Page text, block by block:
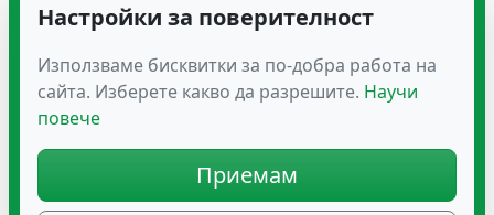
Магнитните наколенки „Здраве“ са отличен
избор, ако страдате от
◦ Остеопороза
◦ Честа умора в мускулите и спазми
◦ Счупвания или навяхвания
◦ Отоци и възпаления
Настройки за поверителност
Използваме бисквитки за по-добра работа на
сайта. Изберете какво да разрешите. Научи
повече
Приемам